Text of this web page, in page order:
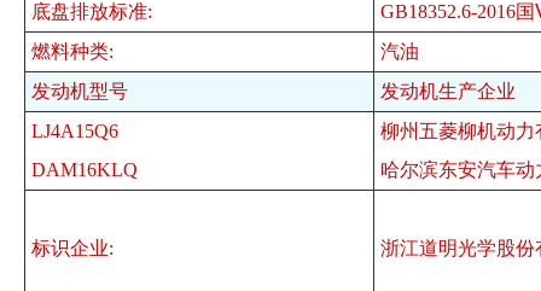
底盘排放标准:
GB18352.6-2016
燃料种类:
汽油
发动机型号
发动机生产企业
LJ4A15Q6
DAM16KLQ
柳州五菱柳机动力
哈尔滨东安汽车
标识企业: 浙江道明光学股份